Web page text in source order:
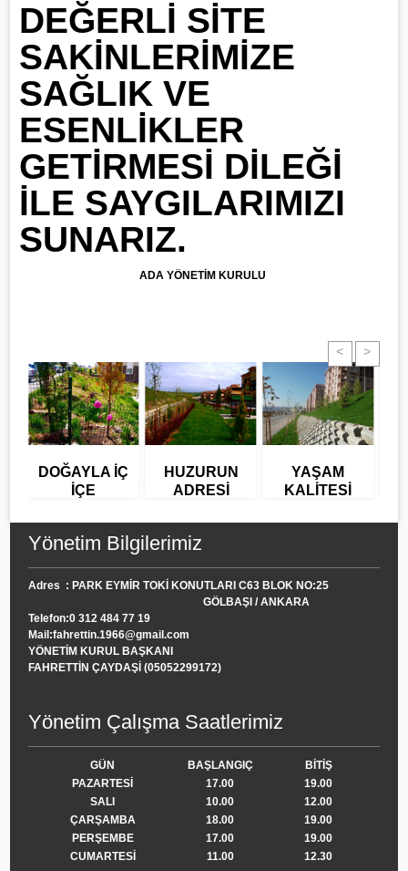
DEĞERLİ SİTE
SAKİNLERİMİZE
SAĞLIK VE
ESENLİKLER
GETİRMESİ DİLEĞİ
İLE SAYGILARIMIZI
SUNARIZ.
ADA YÖNETİM KURULU
< >
DOĞAYLA İÇ
İÇE
HUZURUN
ADRESİ
YAŞAM
KALİTESİ
Yönetim Bilgilerimiz
Adres : PARK EYMİR TOKİ KONUTLARI C63 BLOK NO:25
GÖLBAŞI / ANKARA
Telefon:0 312 484 77 19
Mail:fahrettin.1966@gmail.com
YÖNETİM KURUL BAŞKANI
FAHRETTİN ÇAYDAŞİ (05052299172)
Yönetim Çalışma Saatlerimiz
GÜN BAŞLANGIÇ
BİTİŞ
PAZARTESİ
17.00
19.00
SALI
10.00
12.00
ÇARŞAMBA
18.00
19.00
PERŞEMBE
17.00
19.00
CUMARTESİ
11.00 12.30